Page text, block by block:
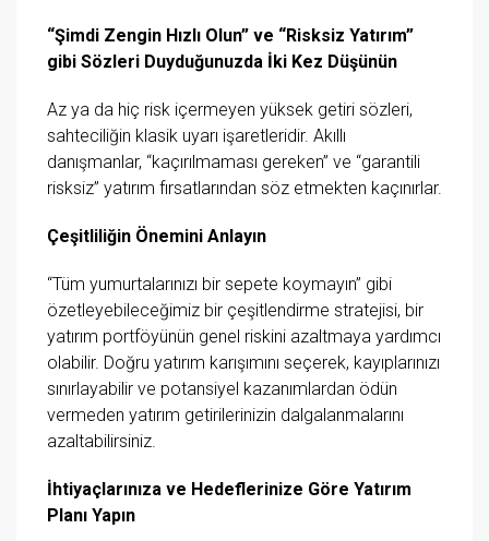
“Şimdi Zengin Hızlı Olun” ve “Risksiz Yatırım”
gibi Sözleri Duyduğunuzda İki Kez Düşünün
Az ya da hiç risk içermeyen yüksek getiri sözleri,
sahteciliğin klasik uyarı işaretleridir. Akıllı
danışmanlar, “kaçırılmaması gereken” ve “garantili
risksiz” yatırım fırsatlarından söz etmekten kaçınırlar.
Çeşitliliğin Önemini Anlayın
“Tüm yumurtalarınızı bir sepete koymayın” gibi
özetleyebileceğimiz bir çeşitlendirme stratejisi, bir
yatırım portföyünün genel riskini azaltmaya yardımcı
olabilir. Doğru yatırım karışımını seçerek, kayıplarınızı
sınırlayabilir ve potansiyel kazanımlardan ödün
vermeden yatırım getirilerinizin dalgalanmalarını
azaltabilirsiniz.
İhtiyaçlarınıza ve Hedeflerinize Göre Yatırım
Planı Yapın